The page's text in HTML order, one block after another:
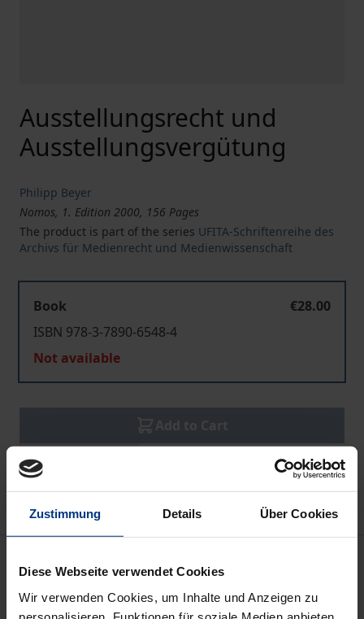
Zustimmung Details Über Cookies
Diese Webseite verwendet Cookies
Wir verwenden Cookies, um Inhalte und Anzeigen zu
Ausstellungsrecht und
Ausstellungsvergütung
Philipp Beyer
Nomos, 1. Edition 2000, 156 Pages
The product is part of the series UFITA-Schriftenreihe des
Archivs für Medienrecht und Medienwissenschaft
Book
€28.00
ISBN 978-3-7890-6548-4
Not available
Delivery cost notice
Die Frage, ob bildenden Künstlern ein